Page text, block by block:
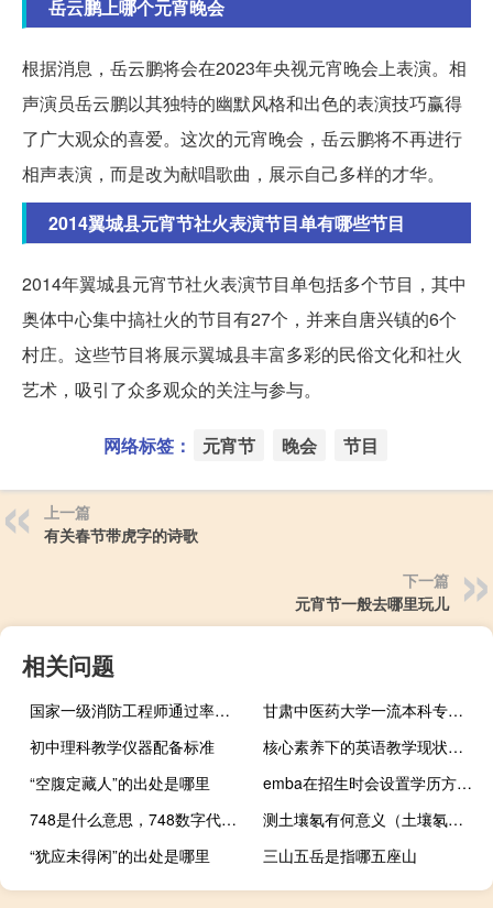
岳云鹏上哪个元宵晚会
根据消息，岳云鹏将会在2023年央视元宵晚会上表演。相
声演员岳云鹏以其独特的幽默风格和出色的表演技巧赢得
了广大观众的喜爱。这次的元宵晚会，岳云鹏将不再进行
相声表演，而是改为献唱歌曲，展示自己多样的才华。
2014翼城县元宵节社火表演节目单有哪些节目
2014年翼城县元宵节社火表演节目单包括多个节目，其中
奥体中心集中搞社火的节目有27个，并来自唐兴镇的6个
村庄。这些节目将展示翼城县丰富多彩的民俗文化和社火
艺术，吸引了众多观众的关注与参与。
网络标签： 元宵节 晚会 节目
上一篇
有关春节带虎字的诗歌
下一篇
元宵节一般去哪里玩儿
相关问题
国家一级消防工程师通过率是多少
甘肃中医药大学一流本科专业建设名单
初中理科教学仪器配备标准
核心素养下的英语教学现状（核心素养下的英语教学）
“空腹定藏人”的出处是哪里
emba在招生时会设置学历方面的门槛吗
748是什么意思，748数字代表什么意思什么梗
测土壤氡有何意义（土壤氡检测是什么意思）
“犹应未得闲”的出处是哪里
三山五岳是指哪五座山